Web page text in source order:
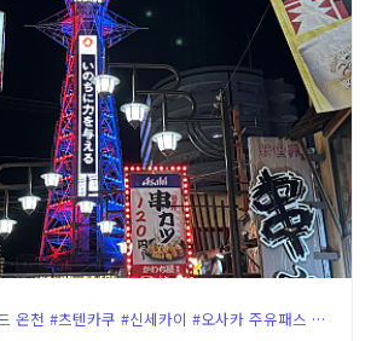
#신세카이 #스파월드 온천 #츠텐카쿠 #신세카이 #오사카 주유패스 즐기기#오사카 스시 추천 #구시카츠 다루마